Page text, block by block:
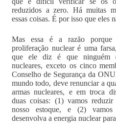
reduzidos a zero. Há muitas
essas coisas. É por isso que eles
Mas essa é a razão
proliferação nuclear é uma
que ele diz é que ninguém
nucleares, exceto os cinco
Conselho de Segurança da
mundo todo, deve renunciar a
armas nucleares, e em troca
duas coisas: (1) vamos
nosso estoque, e (2)
desenvolva a energia nuclear